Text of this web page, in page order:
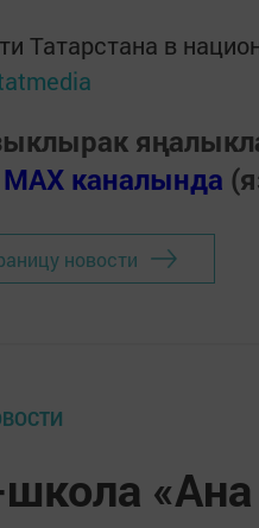
Татарстана в
MAX каналында
новости
«Ана